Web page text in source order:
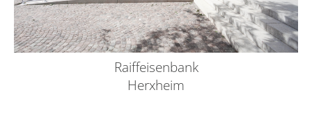
Raiffeisenbank
Herxheim